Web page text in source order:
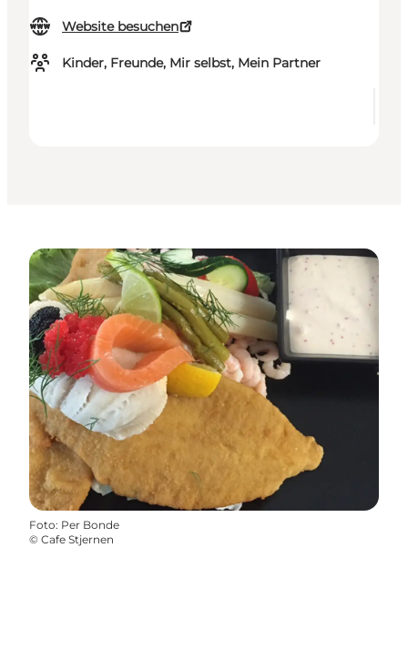
Website besuchen
Kinder, Freunde, Mir selbst, Mein Partner
Foto: Per Bonde
© Cafe Stjernen